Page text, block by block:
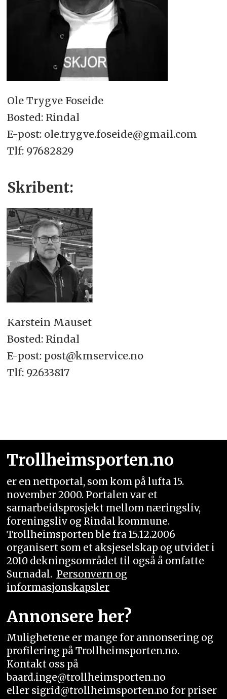
Ole Trygve Foseide
Bosted: Rindal
E-post: ole.trygve.foseide@gmail.com
Tlf: 97682829
Skribent:
Karstein Mauset
Bosted: Rindal
E-post: post@kmservice.no
Tlf: 92633817
Trollheimsporten.no
er en nettportal, som kom på lufta 15.
november 2000. Portalen var et
samarbeidsprosjekt mellom næringsliv,
foreningsliv og Rindal kommune.
Trollheimsporten ble fra 15.12.2006
organisert som et aksjeselskap og utvidet i
2010 dekningsområdet til også å omfatte
Surnadal. Personvern og
informasjonskapsler
Annonsere her?
Mulighetene er mange for annonsering og
profilering på Trollheimsporten.no.
Kontakt oss på
baard.inge@trollheimsporten.no
eller sigrid@trollheimsporten.no for priser